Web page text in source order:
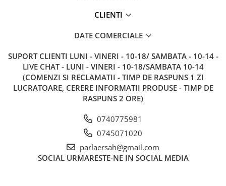
CLIENTI
DATE COMERCIALE
SUPORT CLIENTI LUNI - VINERI - 10-18/ SAMBATA - 10-14 -
LIVE CHAT - LUNI - VINERI - 10-18/SAMBATA 10-14
(COMENZI SI RECLAMATII - TIMP DE RASPUNS 1 ZI
LUCRATOARE, CERERE INFORMATII PRODUSE - TIMP DE
RASPUNS 2 ORE)
0740775981
0745071020
parlaersah@gmail.com
SOCIAL URMARESTE-NE IN SOCIAL MEDIA